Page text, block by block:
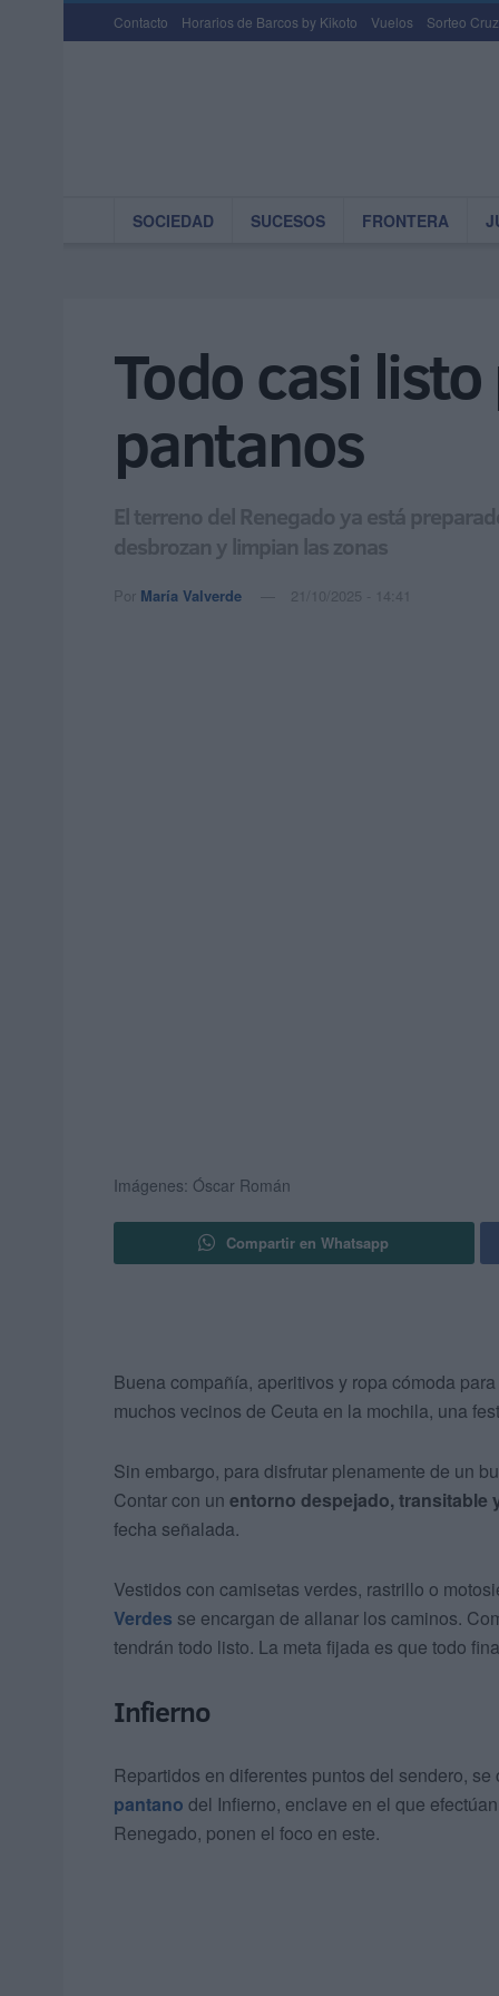
Contacto Horarios de Barcos by Kikoto Vuelos Sorteo
SOCIEDAD SUCESOS FRONTERA
Todo casi
pantanos
El terreno del Renegado ya está
desbrozan y limpian las zonas
Por María Valverde 21/10/2025 - 14:41
Imágenes: Óscar Román
Compartir en Whatsapp
Buena compañía, aperitivos y ropa cómoda
muchos vecinos de Ceuta en la mochila, una
Sin embargo, para disfrutar plenamente de un
Contar con un entorno despejado, transitable
fecha señalada.
Vestidos con camisetas verdes, rastrillo o
Verdes se encargan de allanar los caminos.
tendrán todo listo. La meta fijada es que todo
Infierno
Repartidos en diferentes puntos del sendero,
pantano del Infierno, enclave en el que
Renegado, ponen el foco en este.